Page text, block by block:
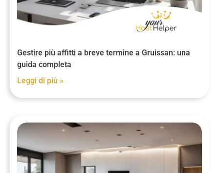
Gestire più affitti a breve termine a Gruissan: una
guida completa
Leggi di più »